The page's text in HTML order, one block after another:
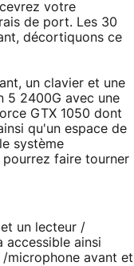
votre
de port. Les 30
décortiquons ce
un clavier et une
5 2400G avec une
GTX 1050 dont
qu'un espace de
système
faire tourner
un lecteur /
accessible ainsi
/microphone avant et